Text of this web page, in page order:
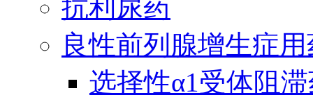
抗利尿药
良性前列腺增生症
选择性α1受体阻